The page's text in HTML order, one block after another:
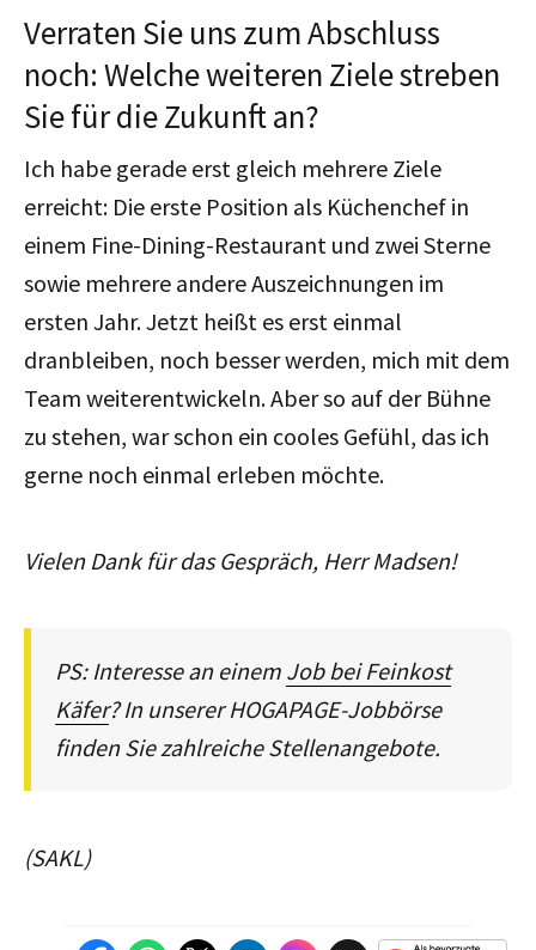
Verraten Sie uns zum Abschluss
noch: Welche weiteren Ziele streben
Sie für die Zukunft an?
Ich habe gerade erst gleich mehrere Ziele
erreicht: Die erste Position als Küchenchef in
einem Fine-Dining-Restaurant und zwei Sterne
sowie mehrere andere Auszeichnungen im
ersten Jahr. Jetzt heißt es erst einmal
dranbleiben, noch besser werden, mich mit dem
Team weiterentwickeln. Aber so auf der Bühne
zu stehen, war schon ein cooles Gefühl, das ich
gerne noch einmal erleben möchte.
Vielen Dank für das Gespräch, Herr Madsen!
PS: Interesse an einem Job bei Feinkost
Käfer? In unserer HOGAPAGE-Jobbörse
finden Sie zahlreiche Stellenangebote.
(SAKL)